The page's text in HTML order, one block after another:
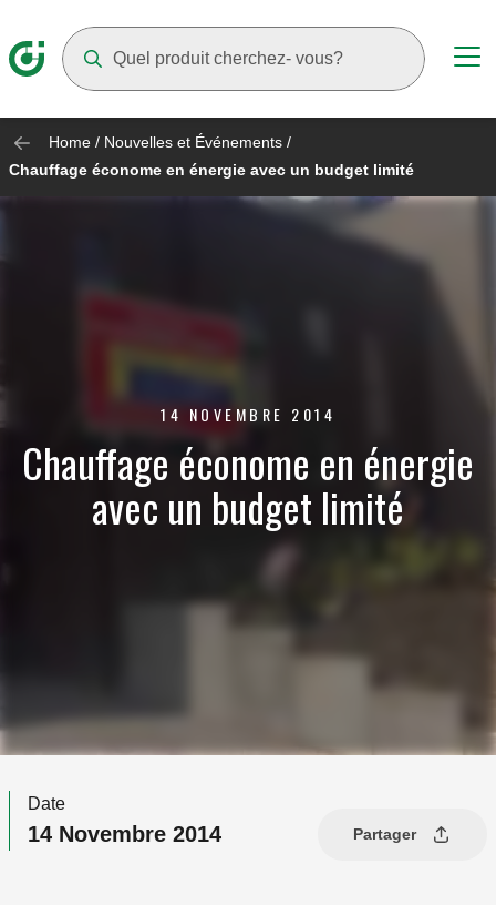
Home / Nouvelles et Événements /
Chauffage économe en énergie avec un budget limité
14 NOVEMBRE 2014
Chauffage économe en énergie
avec un budget limité
Date
14 Novembre 2014 Partager